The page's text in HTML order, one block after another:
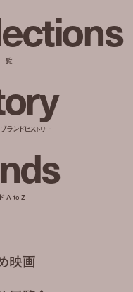
ections
覧
ory
ランドヒストリー
ds
A to Z
映画